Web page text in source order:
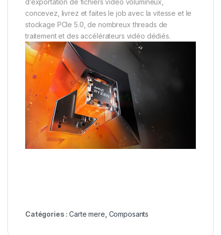
d’exportation de fichiers vidéo volumineux,
concevez, livrez et faites le job avec la vitesse et le
stockage PCIe 5.0, de nombreux threads de
traitement et des accélérateurs vidéo dédiés.
Catégories :Carte mere Composants